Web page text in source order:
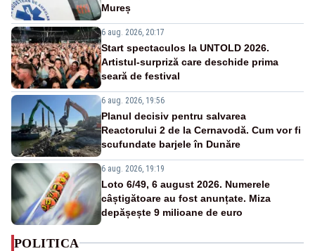
Mureș
6 aug. 2026, 20:17
Start spectaculos la UNTOLD 2026.
Artistul-surpriză care deschide prima
seară de festival
6 aug. 2026, 19:56
Planul decisiv pentru salvarea
Reactorului 2 de la Cernavodă. Cum vor fi
scufundate barjele în Dunăre
6 aug. 2026, 19:19
Loto 6/49, 6 august 2026. Numerele
câștigătoare au fost anunțate. Miza
depășește 9 milioane de euro
POLITICA